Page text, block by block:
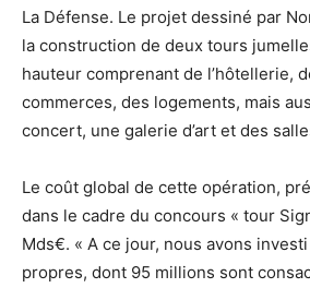
La Défense. Le projet dessiné par
la construction de deux tours
hauteur comprenant de l’hôtellerie,
commerces, des logements, mais
concert, une galerie d’art et des
Le coût global de cette opération,
dans le cadre du concours « tour
Mds€. « A ce jour, nous avons
propres, dont 95 millions sont